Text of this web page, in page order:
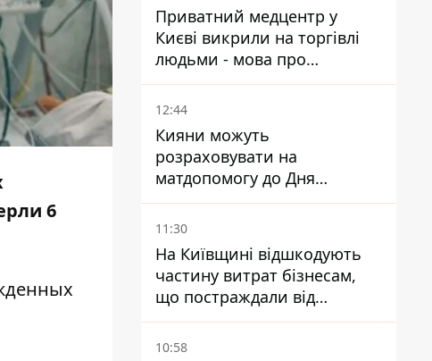
6
Приватний медцентр у
Києві викрили на торгівлі
людьми - мова про
сурогатне материнство
12:44
Кияни можуть
розраховувати на
матдопомогу до Дня
незалежності - кому її
дадуть
11:30
На Київщині відшкодують
частину витрат бізнесам,
що постраждали від
прильотів ракет
10:58